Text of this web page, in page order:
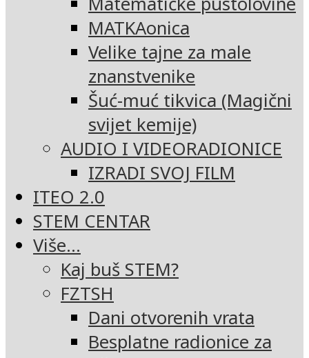
MATKAonica
Velike tajne za male
znanstvenike
Šuć-muć tikvica (Magični
svijet kemije)
AUDIO I VIDEORADIONICE
IZRADI SVOJ FILM
ITEO 2.0
STEM CENTAR
Više…
Kaj buš STEM?
FZTSH
Dani otvorenih vrata
Besplatne radionice za